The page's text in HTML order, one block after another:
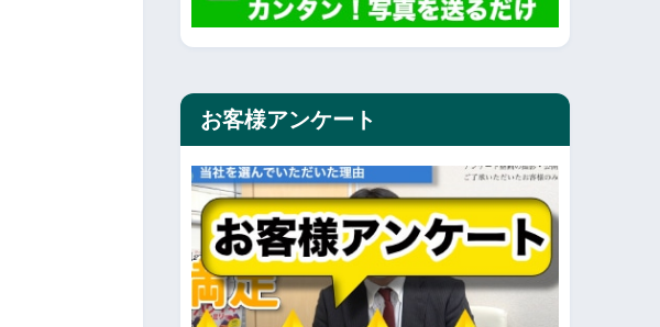
お客様アンケート